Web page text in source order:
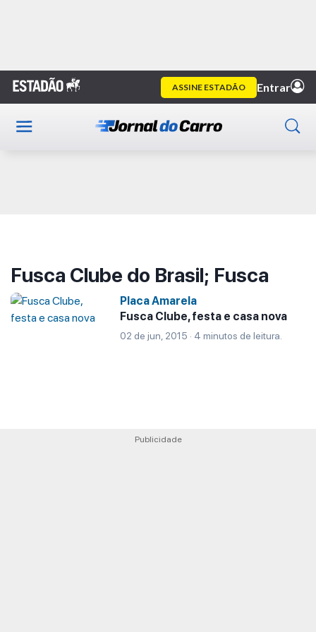
Home Fusca Clube do Brasil; Fusca
Publicidade
Fusca Clube do Brasil; Fusca
Placa Amarela
Fusca Clube, festa e casa nova
02 de jun, 2015 · 4 minutos de leitura.
Publicidade